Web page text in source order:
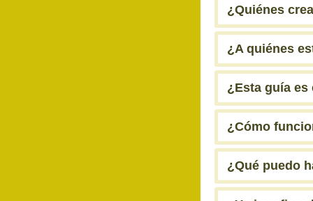
¿Quiénes
¿A quiénes
¿Esta guía
¿Cómo
¿Qué puedo